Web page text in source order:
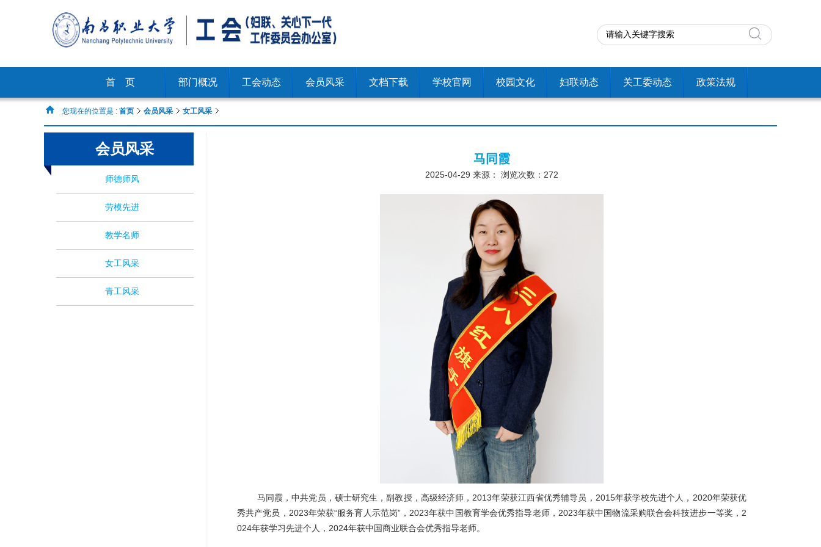
首 页 部门概况 工会动态 会员风采 文档下载 学校官网 校园文化 妇联动态 关工委动态 政策法规
您现在的位置是 : 首页 会员风采 女工风采
会员风采
师德师风
劳模先进
教学名师
女工风采
青工风采
马同霞
2025-04-29 来源： 浏览次数： 272
马同霞，中共党员，硕士研究生，副教授，高级经济师，2013年荣获江西省优秀辅导员，2015年获学校先进个人，2020年荣获优
秀共产党员，2023年荣获“服务育人示范岗”，2023年获中国教育学会优秀指导老师，2023年获中国物流采购联合会科技进步一等奖，2
024年获学习先进个人，2024年获中国商业联合会优秀指导老师。